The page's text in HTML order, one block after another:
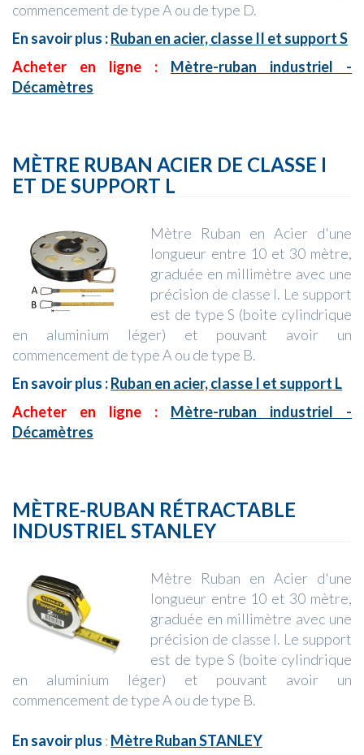
commencement de type A ou de type D.
En savoir plus :Ruban en acier, classe II et support S
Acheter en ligne : Mètre-ruban industriel -
Décamètres
MÈTRE RUBAN ACIER DE CLASSE I
ET DE SUPPORT L
Mètre Ruban en Acier d'une
longueur entre 10 et 30 mètre,
graduée en millimètre avec une
précision de classe I. Le support
est de type S (boite cylindrique
en aluminium léger) et pouvant avoir un
commencement de type A ou de type B.
En savoir plus :Ruban en acier, classe I et support L
Acheter en ligne : Mètre-ruban industriel -
Décamètres
MÈTRE-RUBAN RÉTRACTABLE
INDUSTRIEL STANLEY
Mètre Ruban en Acier d'une
longueur entre 10 et 30 mètre,
graduée en millimètre avec une
précision de classe I. Le support
est de type S (boite cylindrique
en aluminium léger) et pouvant avoir un
commencement de type A ou de type B.
En savoir plus : Mètre Ruban STANLEY